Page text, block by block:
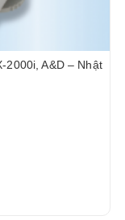
2000i, A&D – Nhật